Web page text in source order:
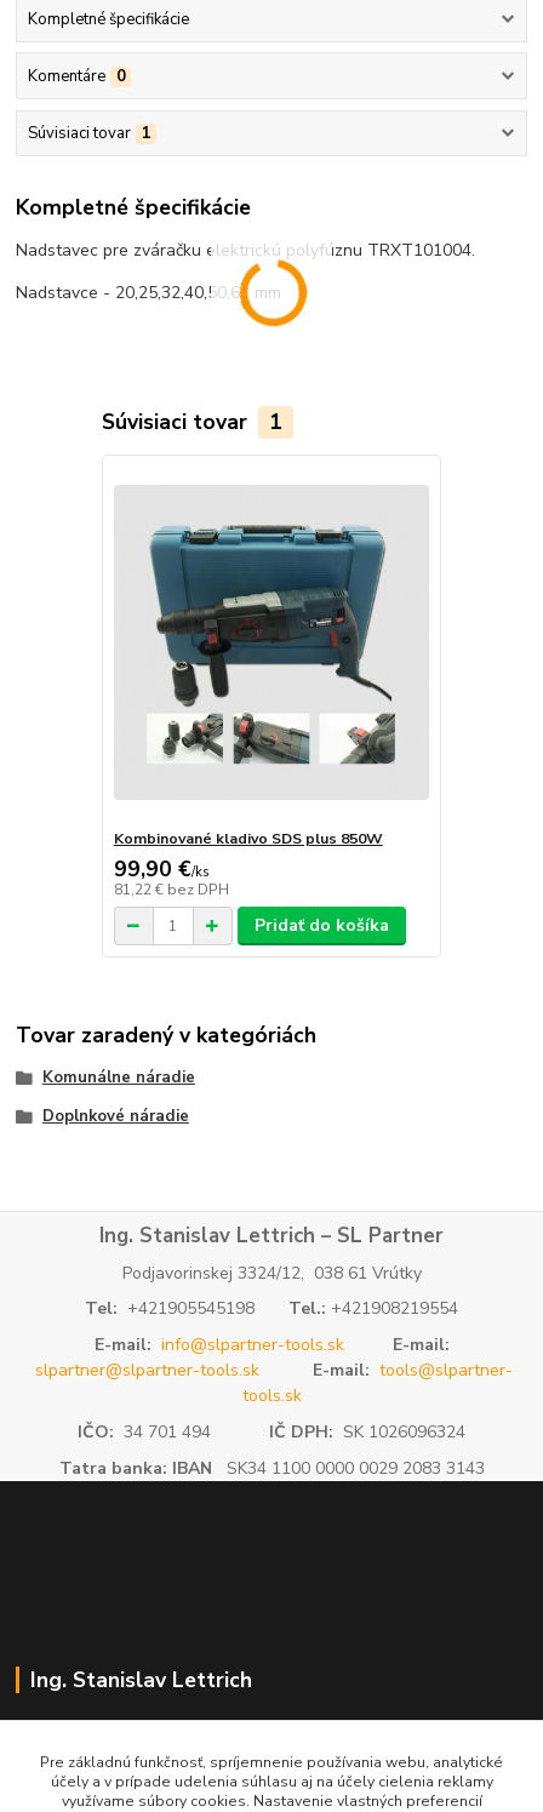
Kompletné špecifikácie
Komentáre 0
Súvisiaci tovar 1
Kompletné špecifikácie
Nadstavec pre zváračku elektrickú polyfúznu TRXT101004.
Nadstavce - 20,25,32,40,50,63 mm
Súvisiaci tovar 1
Kombinované kladivo SDS plus 850W
99,90 €/ks
81,22 € bez DPH
Pridať do košíka
Tovar zaradený v kategóriách
Komunálne náradie
Doplnkové náradie
Ing. Stanislav Lettrich – SL Partner
Podjavorinskej 3324/12, 038 61 Vrútky
Tel: +421905545198 Tel.: +421908219554
E-mail: info@slpartner-tools.sk
E-mail:
slpartner@slpartner-tools.sk
E-mail: tools@slpartner-
tools.sk
IČO: 34 701 494 IČ DPH: SK 1026096324
Tatra banka: IBAN SK34 1100 0000 0029 2083 3143
Ing. Stanislav Lettrich
+421 905 545 198
Pre základnú funkčnosť, spríjemnenie používania webu, analytické
účely a v prípade udelenia súhlasu aj na účely cielenia reklamy
využívame súbory cookies. Nastavenie vlastných preferencií